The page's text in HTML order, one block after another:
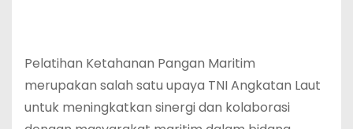
Pelatihan Ketahanan Pangan Maritim
merupakan salah satu upaya TNI Angkatan Laut
untuk meningkatkan sinergi dan kolaborasi